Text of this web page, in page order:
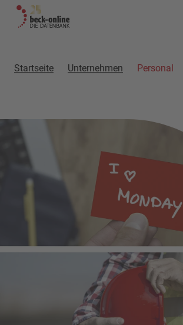
Startseite Unternehmen Personal